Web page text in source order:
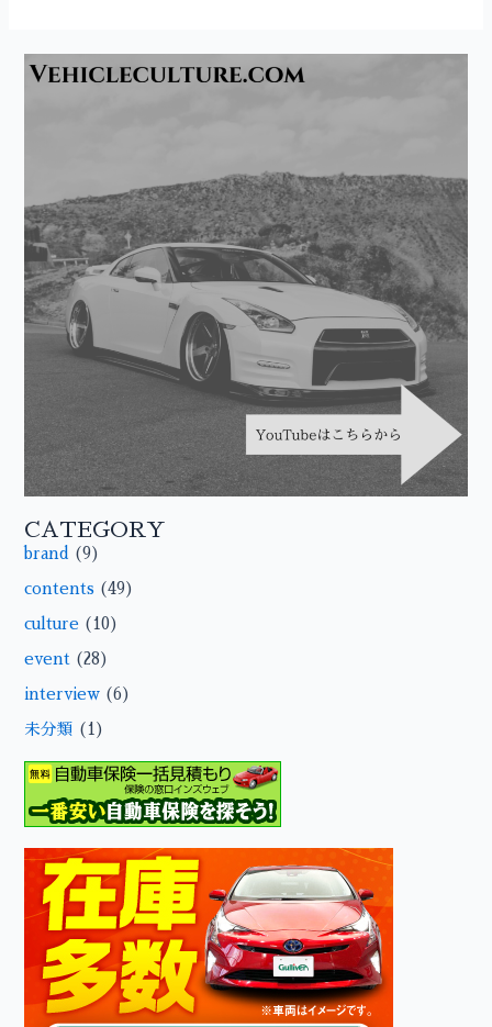
CATEGORY
brand (9)
contents (49)
culture (10)
event (28)
interview (6)
未分類 (1)